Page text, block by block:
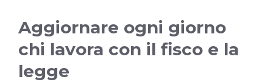
Aggiornare ogni giorno
chi lavora con il fisco e la
legge